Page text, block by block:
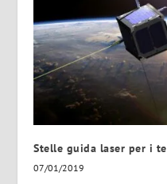
Stelle guida laser per i
07/01/2019